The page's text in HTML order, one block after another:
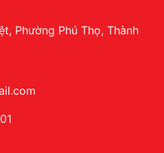
Phường Phú Thọ, Thành